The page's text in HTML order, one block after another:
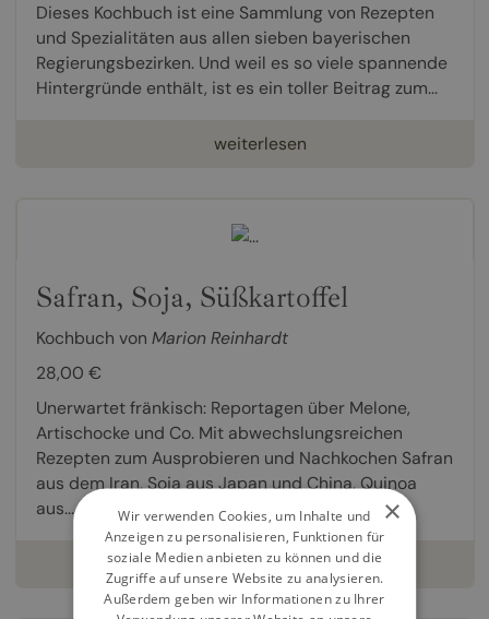
Dieses Kochbuch ist eine Sammlung von Rezepten
und Spezialitäten aus allen sieben bayerischen
Regierungsbezirken. Und weil es so viele spannende
Hintergründe enthält, ist es ein toller Beitrag zum...
weiterlesen
Safran, Soja, Süßkartoffel
Kochbuch von Marion Reinhardt
28,00 €
Unerwartet fränkisch: Reportagen über Melone,
Artischocke und Co. Mit abwechslungsreichen
Rezepten zum Ausprobieren und Nachkochen Safran
aus dem Iran, Soja aus Japan und China, Quinoa
aus...
weiterlesen
×
Wir verwenden Cookies, um Inhalte und
Anzeigen zu personalisieren, Funktionen für
soziale Medien anbieten zu können und die
Zugriffe auf unsere Website zu analysieren.
Außerdem geben wir Informationen zu Ihrer